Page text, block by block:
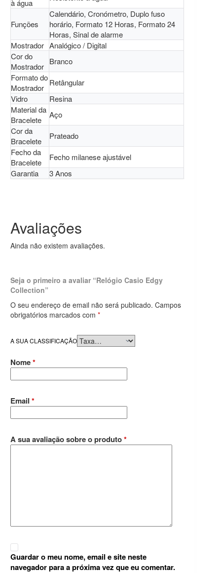
à água
Funções
Calendário, Cronómetro, Duplo fuso
horário, Formato 12 Horas, Formato 24
Horas, Sinal de alarme
Mostrador Analógico / Digital
Cor do
Mostrador
Branco
Formato do
Mostrador
Retângular
Vidro
Resina
Material da
Bracelete
Aço
Cor da
Bracelete
Prateado
Fecho da
Bracelete
Fecho milanese ajustável
Garantia
3 Anos
Avaliações
Ainda não existem avaliações.
Seja o primeiro a avaliar “Relógio Casio Edgy
Collection”
O seu endereço de email não será publicado. Campos
obrigatórios marcados com *
A SUA CLASSIFICAÇÃO
Nome*
Email *
A sua avaliação sobre o produto*
Guardar o meu nome, email e site neste
navegador para a próxima vez que eu comentar.